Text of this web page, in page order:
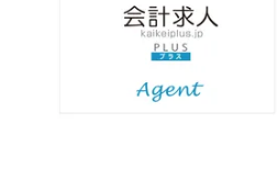
、年末調整業務、確定申告業務にもチャ
税務・会計の業務を一通り覚えられま
が出来ましたら、先輩スタッフ・オフィ
で、半年もすればある程度一人で仕事を
、今後も社員が働きやすい環境づくりを
将来の不安なく働いてみませんか？
トしました。
多いのが特徴です。
励むスタッフが多く活躍しています。